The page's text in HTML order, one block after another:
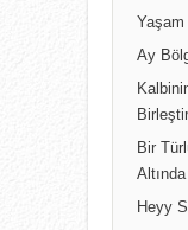
Ay
Birleştir
Bir
Heyy